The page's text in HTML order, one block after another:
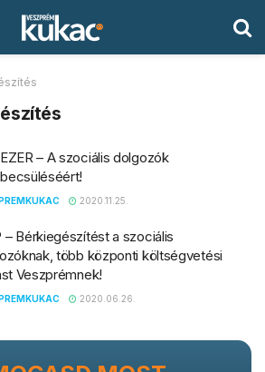
– A szociális dolgozók
2020.11.25.
– Bérkiegészítést a szociális
több központi költségvetési
Veszprémnek!
2020.06.26.